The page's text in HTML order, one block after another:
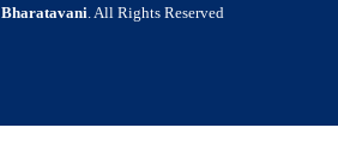
Bharatavani. All Rights Reserved